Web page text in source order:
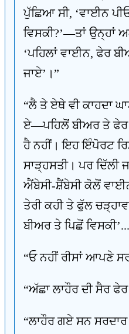
ਪੁੱਛਿਆ ਸੀ, ‘ਵਾਈਨ
ਵਿਸਕੀ?’—ਤਾਂ ਉਨ੍ਹਾਂ
‘ਪਹਿਲਾਂ ਵਾਈਨ, ਫੇਰ
ਜਾਏ’।”
“ਲੈ ਤੇ ਏਥੇ ਵੀ ਕਾਹਦਾ
ਏ—ਪਹਿਲੋਂ ਬੀਅਰ ਤੇ ਫੇਰ
ਹੈ ਨਹੀਂ। ਇਹ ਇੰਪੋਰਟ
ਸਾੜ੍ਹਸਤੀ। ਪਰ ਦਿੱਲੀ
ਐਂਬੇਸੀ-ਸ਼ੈਂਬੇਸੀ ਕੋਲੋਂ
ਤੇਰੀ ਕਹੀ ਤੇ ਫੁੱਲ
ਬੀਅਰ ਤੇ ਪਿਛੋਂ
“ਓ ਨਹੀਂ ਰੀਸਾਂ ਆਪਣੇ
“ਅੱਛਾ ਲਾਹੌਰ ਦੀ ਸੈਰ ਫੇਰ
“ਲਾਹੌਰ ਗਏ ਸਨ